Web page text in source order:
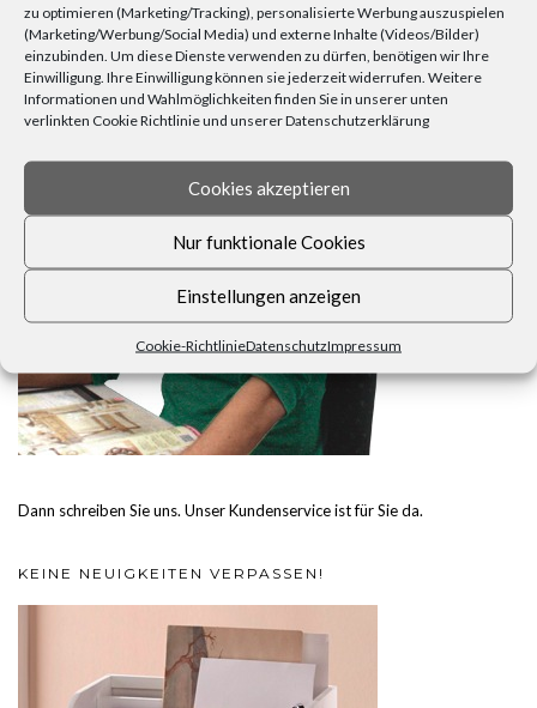
zu optimieren (Marketing/Tracking), personalisierte Werbung auszuspielen
(Marketing/Werbung/Social Media) und externe Inhalte (Videos/Bilder)
einzubinden. Um diese Dienste verwenden zu dürfen, benötigen wir Ihre
Einwilligung. Ihre Einwilligung können sie jederzeit widerrufen. Weitere
Informationen und Wahlmöglichkeiten finden Sie in unserer unten
verlinkten Cookie Richtlinie und unserer Datenschutzerklärung
Cookies akzeptieren
Nur funktionale Cookies
Einstellungen anzeigen
Cookie-RichtlinieDatenschutzImpressum
FRAGEN, ANREGUNGEN, WÜNSCHE?
Dann schreiben Sie uns. Unser Kundenservice ist für Sie da.
KEINE NEUIGKEITEN VERPASSEN!